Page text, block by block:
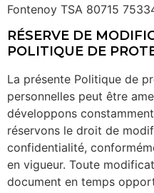
Fontenoy TSA 80715
RÉSERVE DE
POLITIQUE DE
La présente Politique de
personnelles peut être
développons
réservons le droit de
confidentialité,
en vigueur. Toute
document en temps